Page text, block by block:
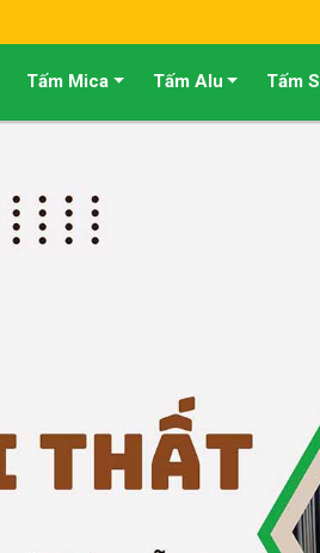
Tấm Mica Tấm Alu Tấm